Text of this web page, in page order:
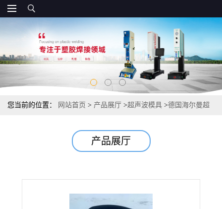
您当前的位置： 网站首页 > 产品展厅 >超声波模具 >德国海尔曼超
产品展厅